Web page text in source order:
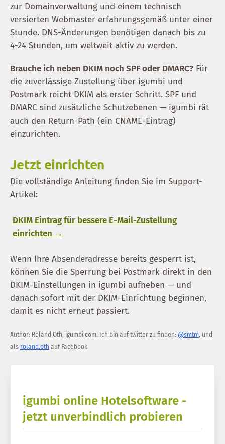
zur Domainverwaltung und einem technisch
versierten Webmaster erfahrungsgemäß unter einer
Stunde. DNS-Änderungen benötigen danach bis zu
4-24 Stunden, um weltweit aktiv zu werden.
Brauche ich neben DKIM noch SPF oder DMARC? Für
die zuverlässige Zustellung über igumbi und
Postmark reicht DKIM als erster Schritt. SPF und
DMARC sind zusätzliche Schutzebenen — igumbi rät
auch den Return-Path (ein CNAME-Eintrag)
einzurichten.
Jetzt einrichten
Die vollständige Anleitung finden Sie im Support-
Artikel:
DKIM Eintrag für bessere E-Mail-Zustellung
einrichten →
Wenn Ihre Absenderadresse bereits gesperrt ist,
können Sie die Sperrung bei Postmark direkt in den
DKIM-Einstellungen in igumbi aufheben — und
danach sofort mit der DKIM-Einrichtung beginnen,
damit es nicht erneut passiert.
Author: Roland Oth, igumbi.com. Ich bin auf twitter zu finden: @smtm, und
als roland.oth auf Facebook.
igumbi online Hotelsoftware -
jetzt unverbindlich probieren